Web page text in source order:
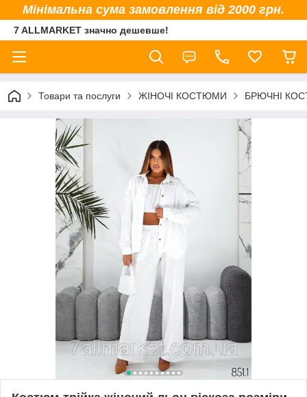
Мінімальна сума замовлення від 2000 грн.
7 ALLMARKET значно дешевше!
Товари та послуги ЖІНОЧІ КОСТЮМИ БРЮЧНІ